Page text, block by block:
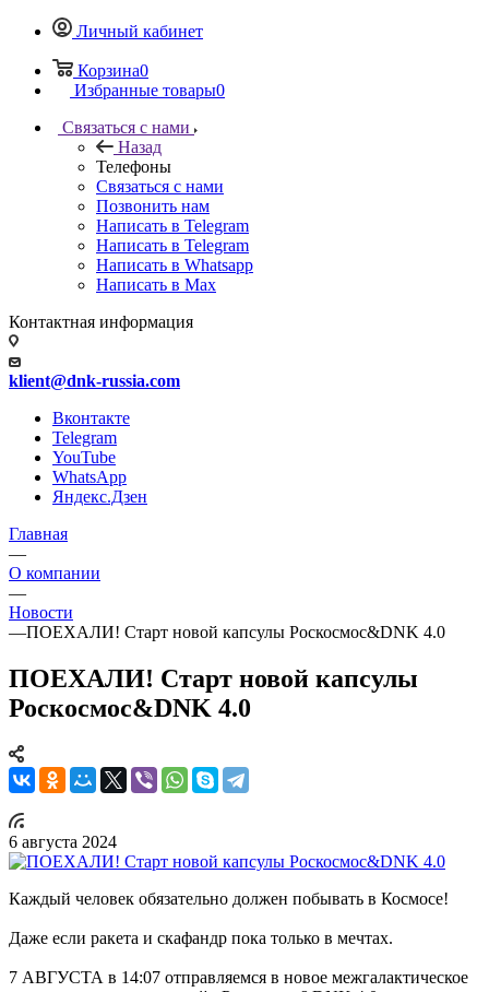
Личный кабинет
Корзина0
Избранные товары0
Связаться с нами
Назад
Телефоны
Связаться с нами
Позвонить нам
Написать в Telegram
Написать в Telegram
Написать в Whatsapp
Написать в Max
Контактная информация
klient@dnk-russia.com
Вконтакте
Telegram
YouTube
WhatsApp
Яндекс.Дзен
Главная
—
О компании
—
Новости
—ПОЕХАЛИ! Старт новой капсулы Роскосмос&DNK 4.0
ПОЕХАЛИ! Старт новой капсулы
Роскосмос&DNK 4.0
6 августа 2024
Каждый человек обязательно должен побывать в Космосе!
Даже если ракета и скафандр пока только в мечтах.
7 АВГУСТА в 14:07 отправляемся в новое межгалактическое